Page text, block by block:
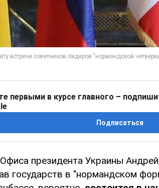
первыми в курсе главного –
Подписаться
президента Украины
государств в "нормандском